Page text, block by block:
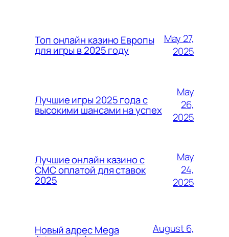
Топ онлайн казино Европы
для игры в 2025 году
May 27,
2025
Лучшие игры 2025 года с
высокими шансами на успех
May
26,
2025
Лучшие онлайн казино с
СМС оплатой для ставок
2025
May
24,
2025
Новый адрес Mega
August 6,